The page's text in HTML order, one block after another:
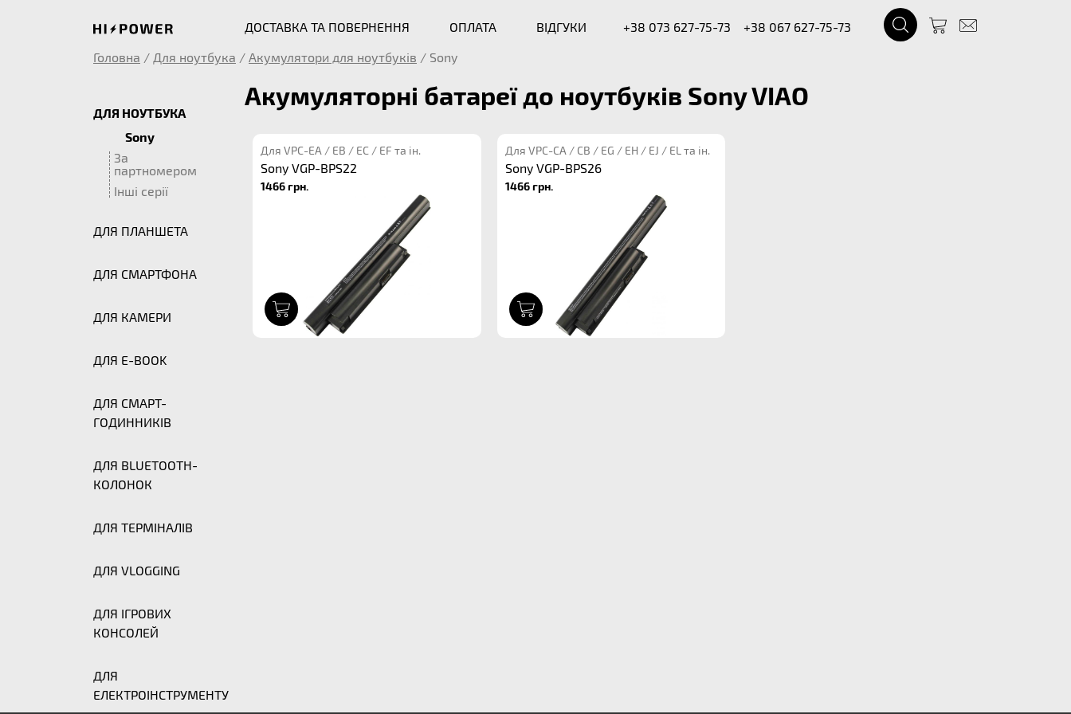
ДОСТАВКА ТА ПОВЕРНЕННЯ ОПЛАТА ВІДГУКИ +38 073 627-75-73
+38 067 627-75-73
Головна / Для ноутбука / Акумулятори для ноутбуків / Sony
ДЛЯ НОУТБУКА
Sony
За
партномером
Інші серії
ДЛЯ ПЛАНШЕТА
ДЛЯ СМАРТФОНА
ДЛЯ КАМЕРИ
ДЛЯ E-BOOK
ДЛЯ СМАРТ-
ГОДИННИКІВ
ДЛЯ BLUETOOTH-
КОЛОНОК
ДЛЯ ТЕРМІНАЛІВ
ДЛЯ VLOGGING
ДЛЯ ІГРОВИХ
КОНСОЛЕЙ
ДЛЯ
ЕЛЕКТРОІНСТРУМЕНТУ
Акумуляторні батареї до ноутбуків Sony VIAO
Для VPC-EA / EB / EC / EF та ін.
Sony VGP-BPS22
1466 грн.
Для VPC-CA / CB / EG / EH / EJ / EL та ін.
Sony VGP-BPS26
1466 грн.